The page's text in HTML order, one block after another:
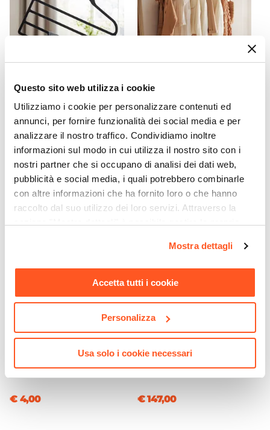
Questo sito web utilizza i cookie
Utilizziamo i cookie per personalizzare contenuti ed
annunci, per fornire funzionalità dei social media e per
analizzare il nostro traffico. Condividiamo inoltre
informazioni sul modo in cui utilizza il nostro sito con i
nostri partner che si occupano di analisi dei dati web,
pubblicità e social media, i quali potrebbero combinarle
con altre informazioni che ha fornito loro o che hanno
raccolto dal suo utilizzo dei loro servizi. Attraverso la
momento. Per maggiori informazioni si invita a leggere la
Mostra dettagli
Accetta tutti i cookie
Personalizza
Usa solo i cookie necessari
Con interni effetto tessuto
Materiale Struttura
Spessore Pannello
1,8 cm
Numero Ante
2 ante
Numero Vani
4 vani
Assemblato
No
CODICE: GRU-874
Set 2 grucce per pantaloni a
4 livelli nero con gancio in
metallo
€ 4,00
CODICE: GRU-155
Set di 8 grucce appendiabiti
in legno di eucalipto
naturale e metallo
€ 8,00
CODICE:GRU-15A
Set 4 grucce appendiabiti
€ 4,00
CODICE:LEV-R
Panca contenitore 151x50h
€ 147,00